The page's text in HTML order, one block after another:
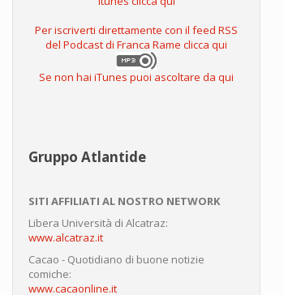
Per iscriverti direttamente con il feed RSS
del Podcast di Franca Rame clicca qui
Se non hai iTunes puoi ascoltare da qui
Gruppo Atlantide
SITI AFFILIATI AL NOSTRO NETWORK
Libera Università di Alcatraz:
www.alcatraz.it
Cacao - Quotidiano di buone notizie
comiche:
www.cacaonline.it